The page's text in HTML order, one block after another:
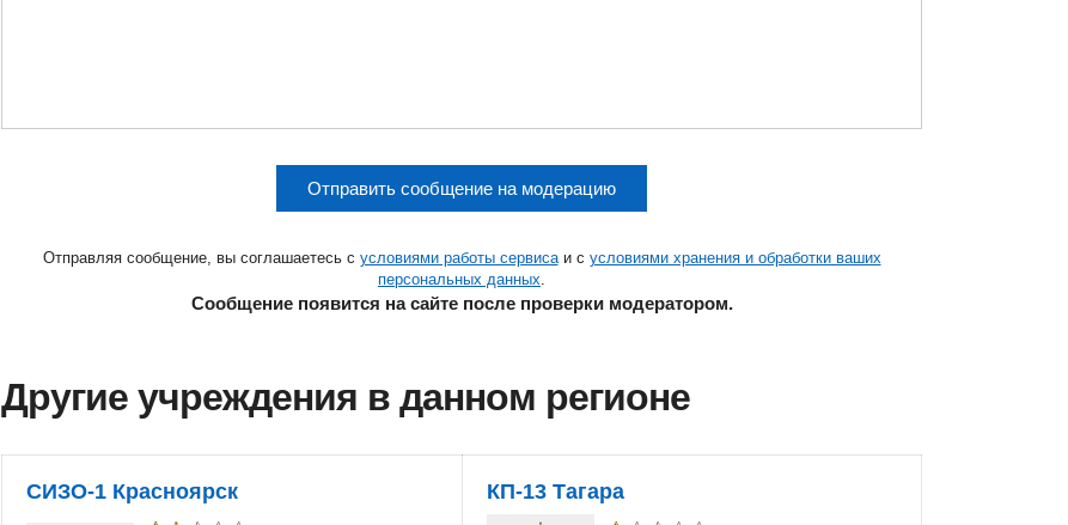
Отправить сообщение на модерацию
Отправляя сообщение, вы соглашаетесь с условиями работы сервисаи с условиями хранения и обработки ваших
персональных данных.
Сообщение появится на сайте после проверки модератором.
Другие учреждения в данном регионе
СИЗО-1 Красноярск КП-13 Тагара